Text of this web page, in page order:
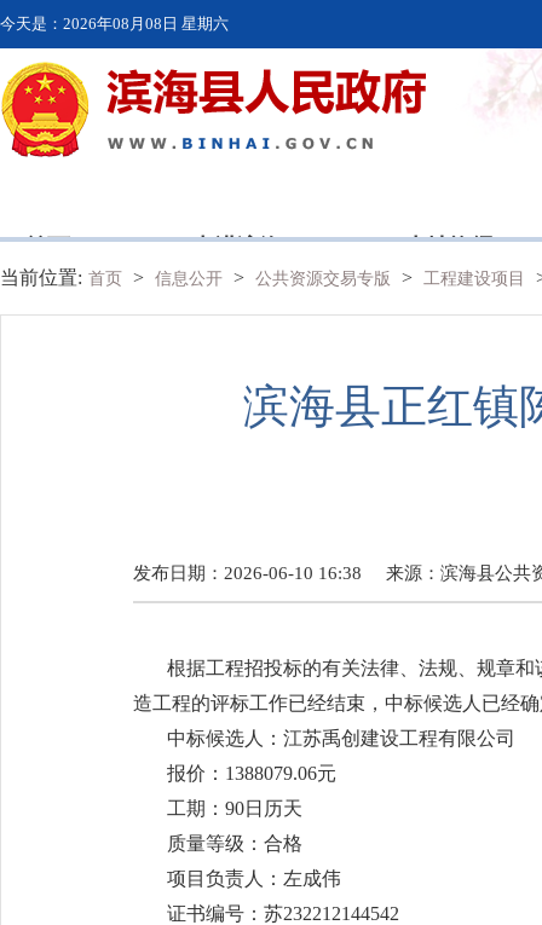
今天是： 2026年08月08日 星期六
首页 走进滨海 本地资讯
当前位置: 首页 > 信息公开 > 公共资源交易专版 > 工程建设项目
滨海县正红镇
发布日期：2026-06-10 16:38 来源： 滨海县公共
根据工程招投标的有关法律、法规、规章
造工程的评标工作已经结束，中标候选人已经
中标候选人：江苏禹创建设工程有限公司
报价：1388079.06元
工期：90日历天
质量等级：合格
项目负责人：左成伟
证书编号：苏232212144542